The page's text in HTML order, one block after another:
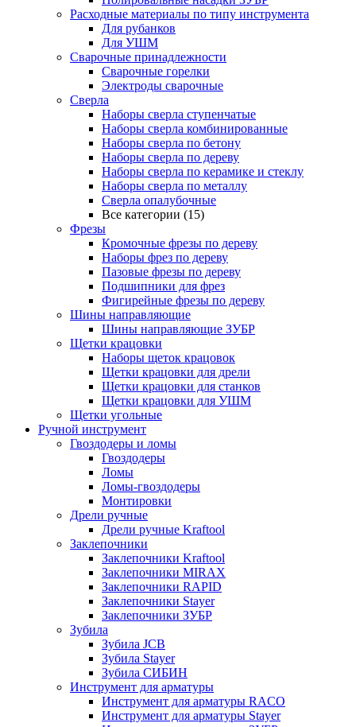
Расходные материалы по типу инструмента
Для рубанков
Для УШМ
Сварочные принадлежности
Сварочные горелки
Электроды сварочные
Сверла
Наборы cверла ступенчатые
Наборы сверла комбинированные
Наборы сверла по бетону
Наборы сверла по дереву
Наборы сверла по керамике и стеклу
Наборы сверла по металлу
Сверла опалубочные
Все категории (15)
Фрезы
Кромочные фрезы по дереву
Наборы фрез по дереву
Пазовые фрезы по дереву
Подшипники для фрез
Фигирейные фрезы по дереву
Шины направляющие
Шины направляющие ЗУБР
Щетки крацовки
Наборы щеток крацовок
Щетки крацовки для дрели
Щетки крацовки для станков
Щетки крацовки для УШМ
Щетки угольные
Ручной инструмент
Гвоздодеры и ломы
Гвоздодеры
Ломы
Ломы-гвоздодеры
Монтировки
Дрели ручные
Дрели ручные Kraftool
Заклепочники
Заклепочники Kraftool
Заклепочники MIRAX
Заклепочники RAPID
Заклепочники Stayer
Заклепочники ЗУБР
Зубила
Зубила JCB
Зубила Stayer
Зубила СИБИН
Инструмент для арматуры
Инструмент для арматуры RACO
Инструмент для арматуры Stayer